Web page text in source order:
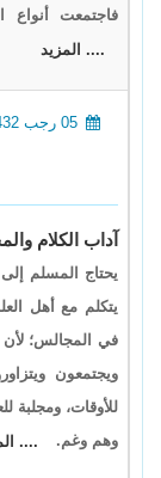
فاجتمعت أنواع
.... المزيد
آداب الكلام
يحتاج المسلم
يتكلم مع أهل
في المجالس؛ لأن
ويجتمعون
للأوقات، ومجلبة
وهم وغم.
....